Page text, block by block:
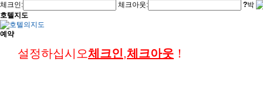
체크인:
체크아웃: ?박
호텔지도
예약
설정하십시오체크인,체크아웃 ！